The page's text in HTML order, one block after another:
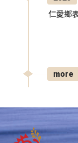
仁愛鄉
more